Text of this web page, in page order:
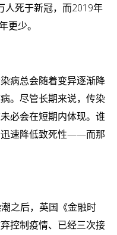
人死于新冠，而2019年
更少。
病总会随着变异逐渐降
。尽管长期来说，传染
必会在短期内体现。谁
迅速降低致死性——而那
之后，英国《金融时
控制疫情、已经三次接